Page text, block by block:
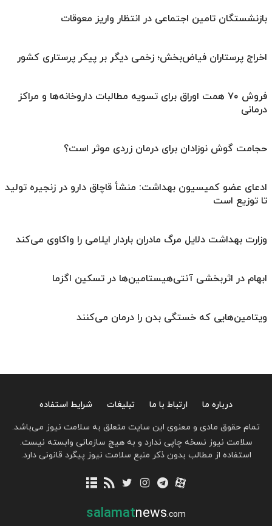
بازنشستگان تامین اجتماعی در انتظار واریز معوقات
اخراج پرستاران فیاض‌بخش؛ زخمی دیگر بر پیکر پرستاری کشور
فروش ۷۰ همت اوراق برای تسویه مطالبات داروخانه‌ها و مراکز
درمانی
حجامت گوش نوزادان برای درمان زردی موثر است؟
ادعای عضو کمیسیون بهداشت: منشأ قاچاق دارو در زنجیره تولید
تا توزیع است
وزارت بهداشت دلایل‌ مرگ مادران باردار ایلامی را واکاوی می‌کند
ابهام در اثربخشی آنتی‌هیستامین‌ها در تسکین اگزما
ویتامین‌هایی که خستگی بدن را درمان می‌کنند
درباره ما ارتباط با ما تبلیغات
شرایط استفاده
تمام حقوق مادی و معنوی این سایت متعلق به سلامت نیوز می‌باشد.
سلامت نیوز نسخه چاپی ندارد و به هیچ سازمانی وابسته نیست.
استفاده از مطالب بدون ذکر منبع سلامت نیوز پیگرد قانونی دارد.
salamatnews.com